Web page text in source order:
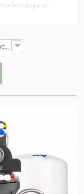
tecnología en
-- Seleccionar opción --